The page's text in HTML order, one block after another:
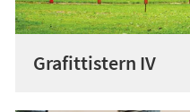
Grafittistern IV